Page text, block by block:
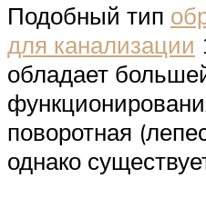
Подобный тип
для канализации
обладает
поворотная
однако